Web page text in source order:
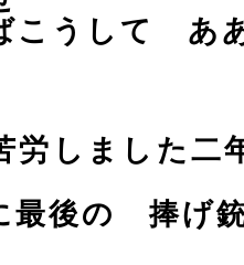
して ああ
しました二
の 捧げ